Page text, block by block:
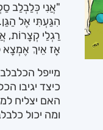
"אֲנִי כְּלַבְלַב
הִגַּעְתִּי אֶל הַגַּן.
רַגְלַי קְצָרוֹת,
אָז אֵיךְ
מייפל
כיצד יגיבו
האם יצליח
ומה יכול